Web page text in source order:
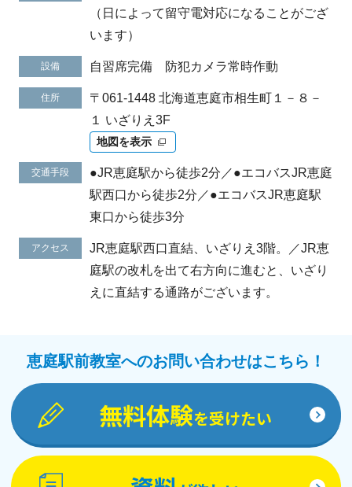
（日によって留守電対応になることがござ
います）
設備 自習席完備 防犯カメラ常時作動
住所
〒061-1448 北海道恵庭市相生町１－８－
１ いざりえ3F
地図を表示
交通手段
●JR恵庭駅から徒歩2分／●エコバスJR恵庭
駅西口から徒歩2分／●エコバスJR恵庭駅
東口から徒歩3分
アクセス
JR恵庭駅西口直結、いざりえ3階。／JR恵
庭駅の改札を出て右方向に進むと、いざり
えに直結する通路がございます。
恵庭駅前教室へのお問い合わせはこちら！
無料体験を受けたい